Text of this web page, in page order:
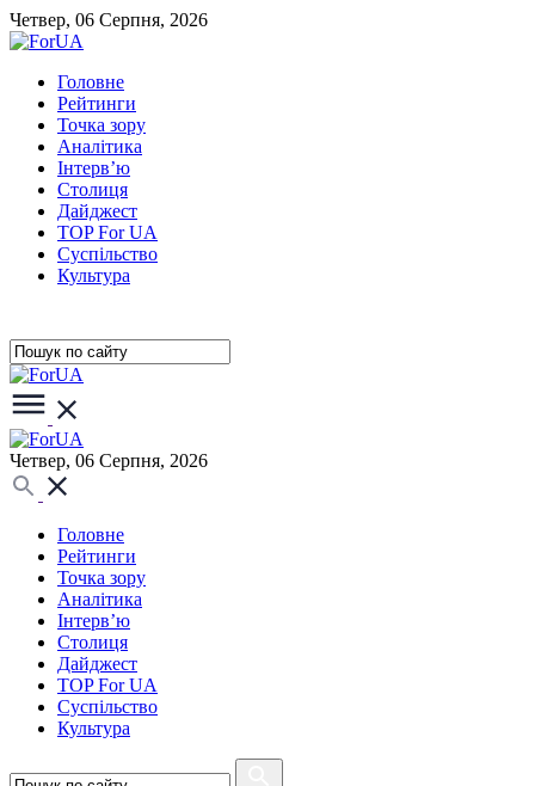
Четвер, 06 Серпня, 2026
Головне
Рейтинги
Точка зору
Аналітика
Інтерв’ю
Столиця
Дайджест
TOP For UA
Суспiльство
Культура
Четвер, 06 Серпня, 2026
Головне
Рейтинги
Точка зору
Аналітика
Інтерв’ю
Столиця
Дайджест
TOP For UA
Суспiльство
Культура